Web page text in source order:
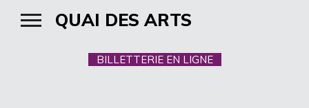
QUAI DES ARTS
BILLETTERIE EN LIGNE